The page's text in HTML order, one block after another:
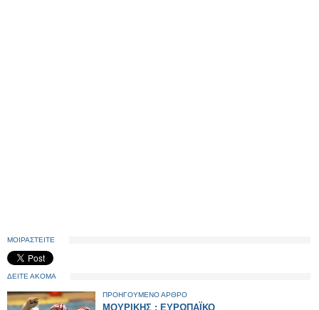
ΜΟΙΡΑΣΤΕΙΤΕ
ΔΕΙΤΕ ΑΚΟΜΑ
ΠΡΟΗΓΟΥΜΕΝΟ ΑΡΘΡΟ
ΜΟΥΡΙΚΗΣ : ΕΥΡΩΠΑΪΚΟ